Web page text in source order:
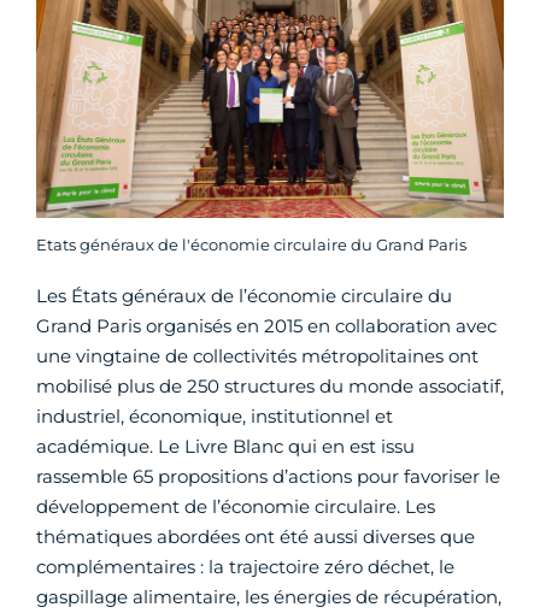
Etats généraux de l'économie circulaire du Grand Paris
Les États généraux de l’économie circulaire du
Grand Paris organisés en 2015 en collaboration avec
une vingtaine de collectivités métropolitaines ont
mobilisé plus de 250 structures du monde associatif,
industriel, économique, institutionnel et
académique. Le Livre Blanc qui en est issu
rassemble 65 propositions d’actions pour favoriser le
développement de l’économie circulaire. Les
thématiques abordées ont été aussi diverses que
complémentaires : la trajectoire zéro déchet, le
gaspillage alimentaire, les énergies de récupération,